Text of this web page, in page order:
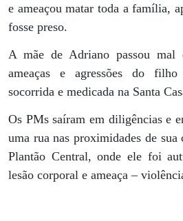
e ameaçou matar toda a família,
fosse preso.
A mãe de Adriano passou mal
ameaças e agressões do
socorrida e medicada na Santa
Os PMs saíram em diligências e
uma rua nas proximidades de sua
Plantão Central, onde ele foi
lesão corporal e ameaça –